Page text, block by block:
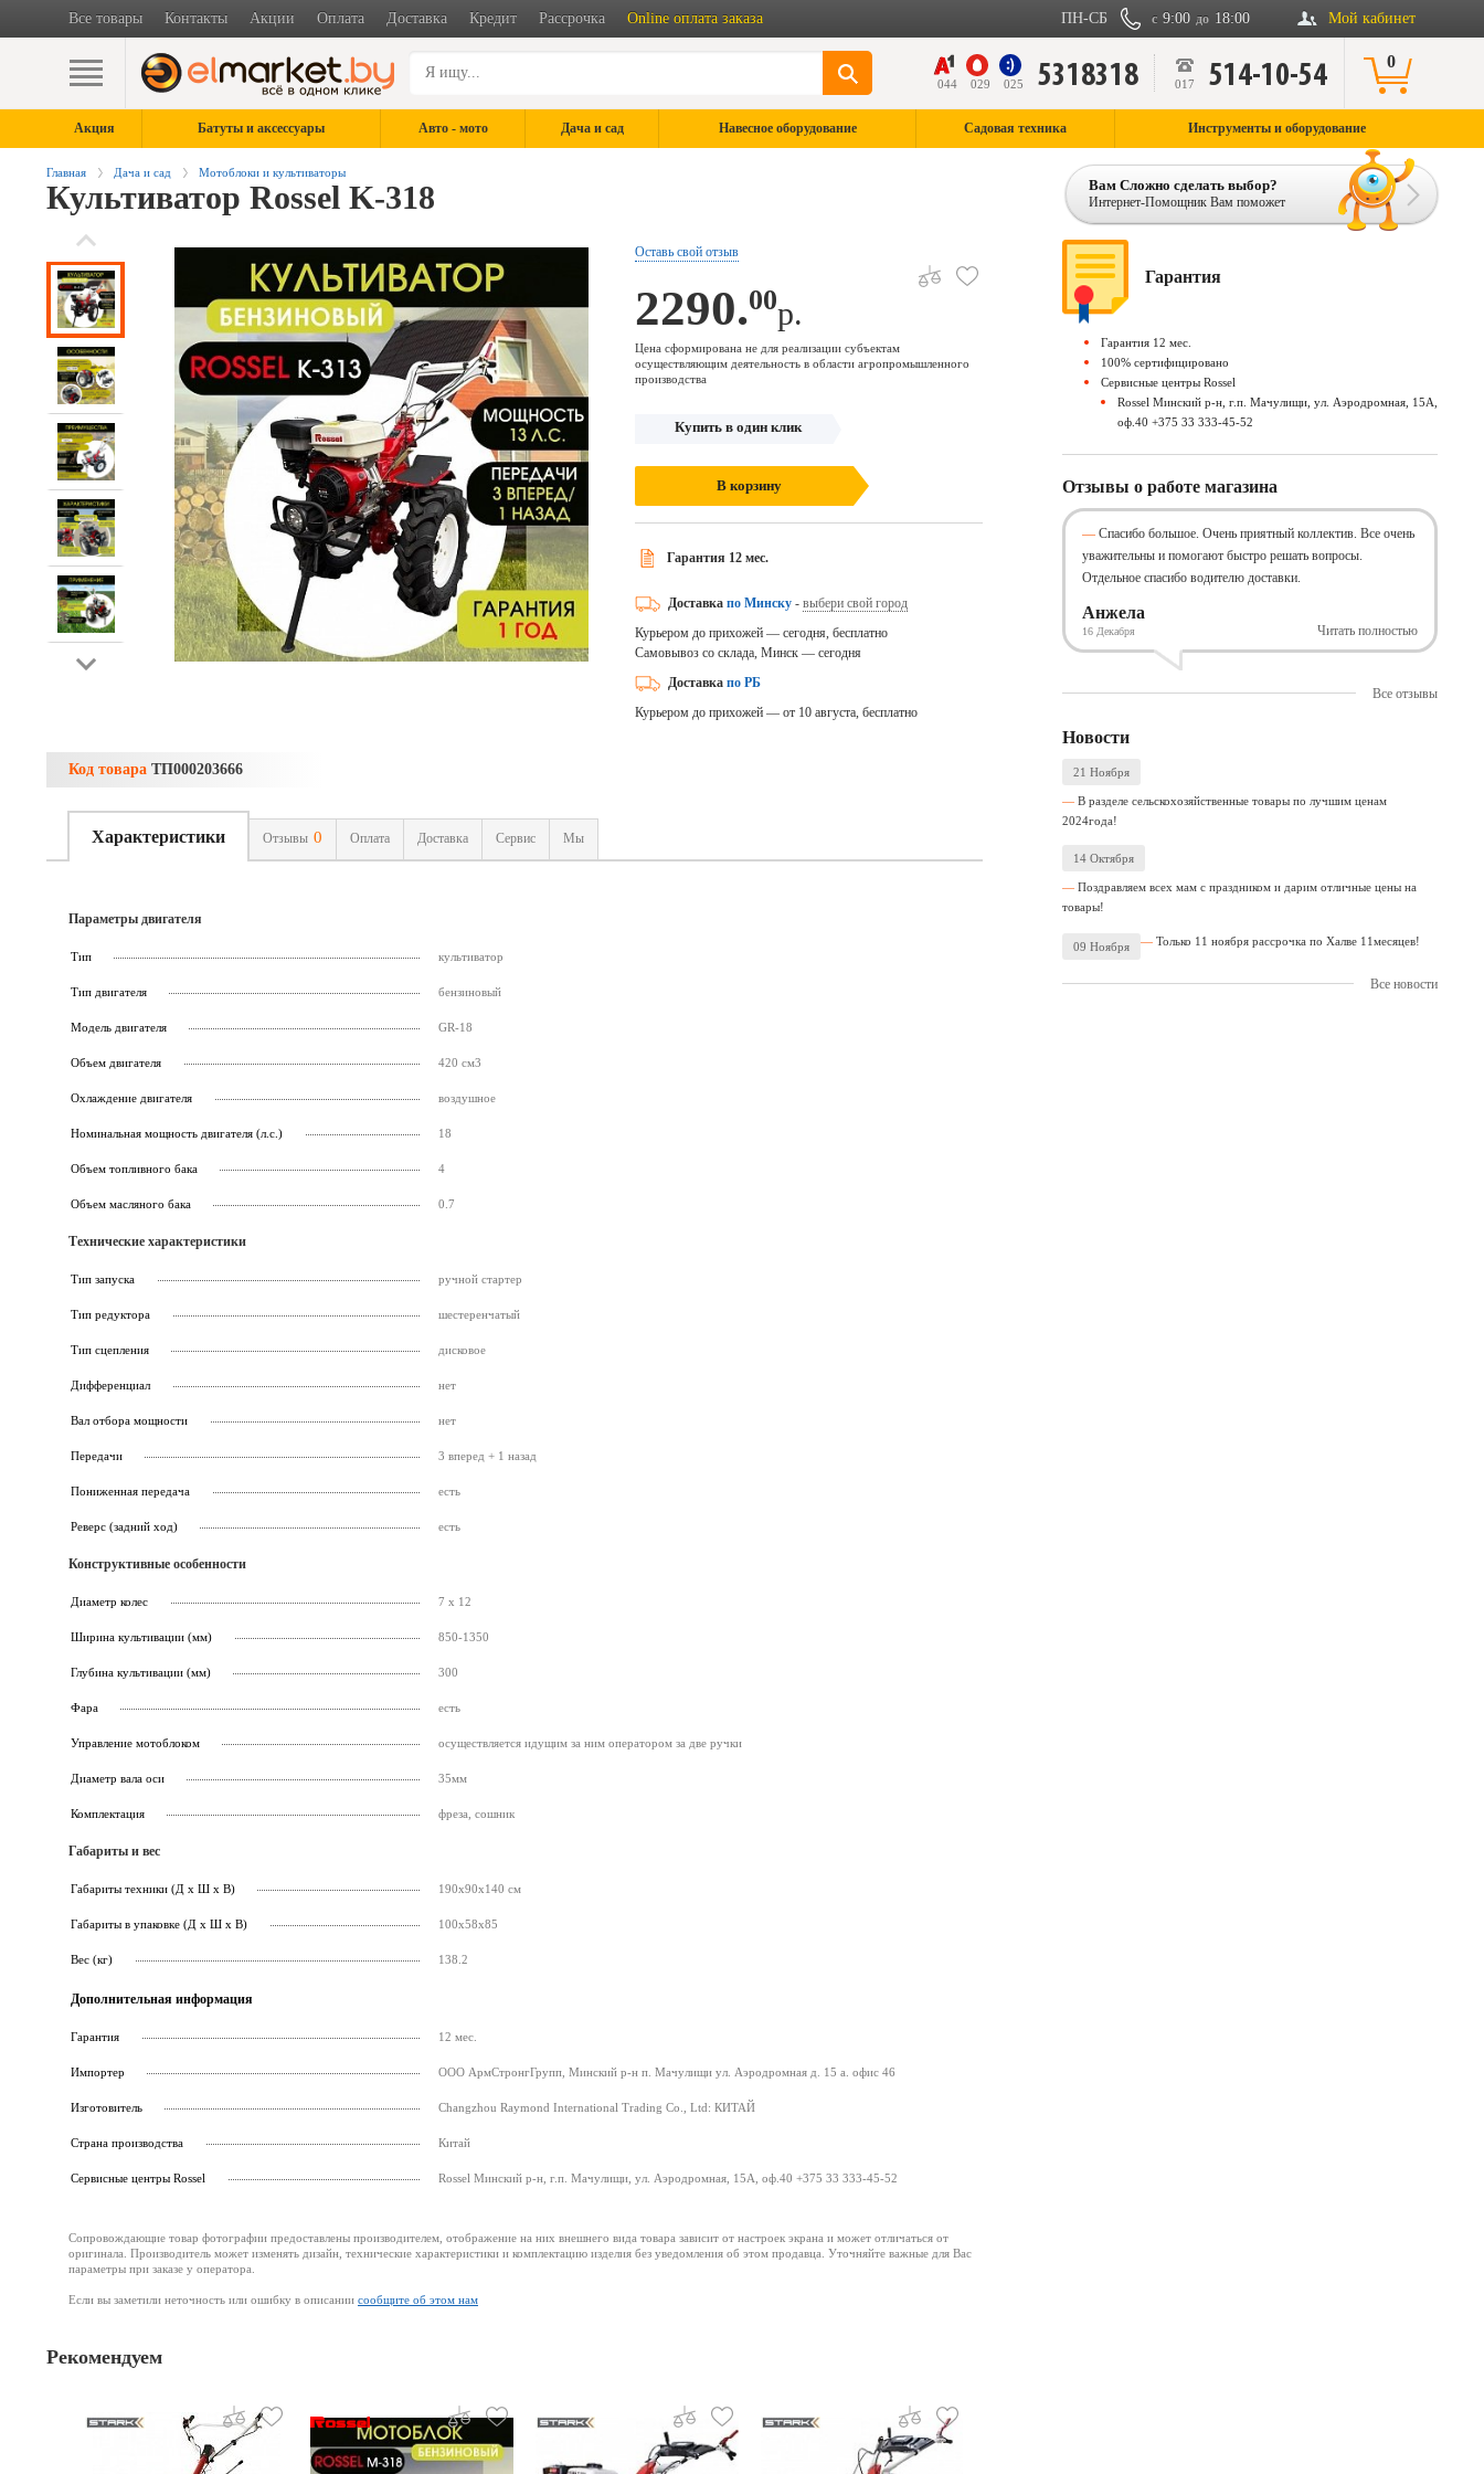
Все товары Контакты Акции Оплата Доставка Кредит Рассрочка Online оплата заказа Мой кабинет
с 9:00 до 18:00
ПН-СБ
044 029 025 5318318 017 514-10-54 0
Акция Батуты и аксессуары Авто - мото Дача и сад Навесное оборудование Садовая техника Инструменты и оборудование
Главная Дача и сад Мотоблоки и культиваторы
Культиватор Rossel K-318 Вам Сложно сделать выбор?
Интернет-Помощник Вам поможет
Оставь свой отзыв
2290.00р.
Цена сформирована не для реализации субъектам
осуществляющим деятельность в области агропромышленного
производства
Купить в один клик
В корзину
Гарантия 12 мес.
Доставка по Минску- выбери свой город
Курьером до прихожей — сегодня, бесплатно
Самовывоз со склада, Минск — сегодня
Доставка по РБ
Курьером до прихожей — от 10 августа, бесплатно
Код товара ТП000203666
Характеристики Отзывы 0 Оплата Доставка Сервис Мы
Параметры двигателя
Тип культиватор
Тип двигателя бензиновый
Модель двигателя GR-18
Объем двигателя 420 см3
Охлаждение двигателя воздушное
Номинальная мощность двигателя (л.с.) 18
Объем топливного бака 4
Объем масляного бака 0.7
Технические характеристики
Тип запуска ручной стартер
Тип редуктора шестеренчатый
Тип сцепления дисковое
Дифференциал нет
Вал отбора мощности нет
Передачи 3 вперед + 1 назад
Пониженная передача есть
Реверс (задний ход) есть
Конструктивные особенности
Диаметр колес 7 x 12
Ширина культивации (мм) 850-1350
Глубина культивации (мм) 300
Фара есть
Управление мотоблоком осуществляется идущим за ним оператором за две ручки
Диаметр вала оси 35мм
Комплектация фреза, сошник
Габариты и вес
Габариты техники (Д х Ш х В) 190х90х140 см
Габариты в упаковке (Д х Ш х В) 100х58х85
Вес (кг) 138.2
Дополнительная информация
Гарантия 12 мес.
Импортер ООО АрмСтронгГрупп, Минский р-н п. Мачулищи ул. Аэродромная д. 15 а. офис 46
Изготовитель Changzhou Raymond International Trading Co., Ltd: КИТАЙ
Страна производства Китай
Cервисные центры Rossel Rossel Минский р-н, г.п. Мачулищи, ул. Аэродромная, 15А, оф.40 +375 33 333-45-52
Сопровождающие товар фотографии предоставлены производителем, отображение на них внешнего вида товара зависит от настроек экрана и может отличаться от
оригинала. Производитель может изменять дизайн, технические характеристики и комплектацию изделия без уведомления об этом продавца. Уточняйте важные для Вас
параметры при заказе у оператора.
Если вы заметили неточность или ошибку в описании сообщите об этом нам
Рекомендуем
Гарантия
Гарантия 12 мес.
100% сертифицировано
Сервисные центры Rossel
Rossel Минский р-н, г.п. Мачулищи, ул. Аэродромная, 15А,
оф.40 +375 33 333-45-52
Отзывы о работе магазина
Спасибо большое. Очень приятный коллектив. Все очень
уважительны и помогают быстро решать вопросы.
Отдельное спасибо водителю доставки.
Анжела
16 Декабря Читать полностью
Все отзывы
Новости
21 Ноября
В разделе сельскохозяйственные товары по лучшим ценам
2024года!
14 Октября
Поздравляем всех мам с праздником и дарим отличные цены на
товары!
09 Ноября Только 11 ноября рассрочка по Халве 11месяцев!
Все новости